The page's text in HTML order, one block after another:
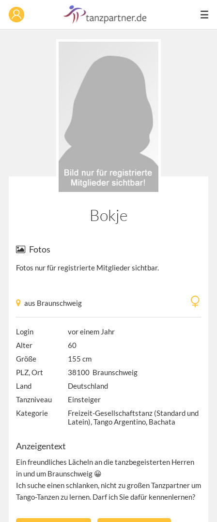
Bokje
Fotos
Fotos nur für registrierte Mitglieder sichtbar.
aus Braunschweig
Login
vor einem Jahr
Alter
60
Größe
155 cm
PLZ, Ort
38100 Braunschweig
Land
Deutschland
Tanzniveau
Einsteiger
Kategorie
Freizeit-Gesellschaftstanz (Standard und
Latein), Tango Argentino, Bachata
Anzeigentext
Ein freundliches Lächeln an die tanzbegeisterten Herren
in und um Braunschweig 😀
Ich suche einen schlanken, nicht zu großen Tanzpartner um
Tango-Tanzen zu lernen. Darf ich Sie dafür kennenlernen?